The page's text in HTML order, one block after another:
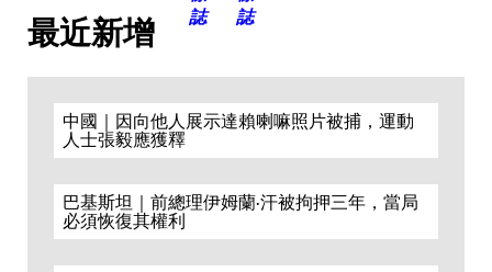
最近新增
中國｜因向他人展示達賴喇嘛照片被捕，運動
人士張毅應獲釋
巴基斯坦｜前總理伊姆蘭·汗被拘押三年，當局
必須恢復其權利